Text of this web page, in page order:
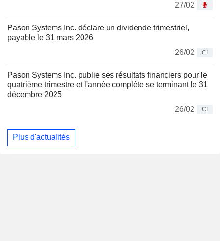
27/02
Pason Systems Inc. déclare un dividende trimestriel,
payable le 31 mars 2026
26/02
CI
Pason Systems Inc. publie ses résultats financiers pour le
quatrième trimestre et l'année complète se terminant le 31
décembre 2025
26/02
CI
Plus d'actualités